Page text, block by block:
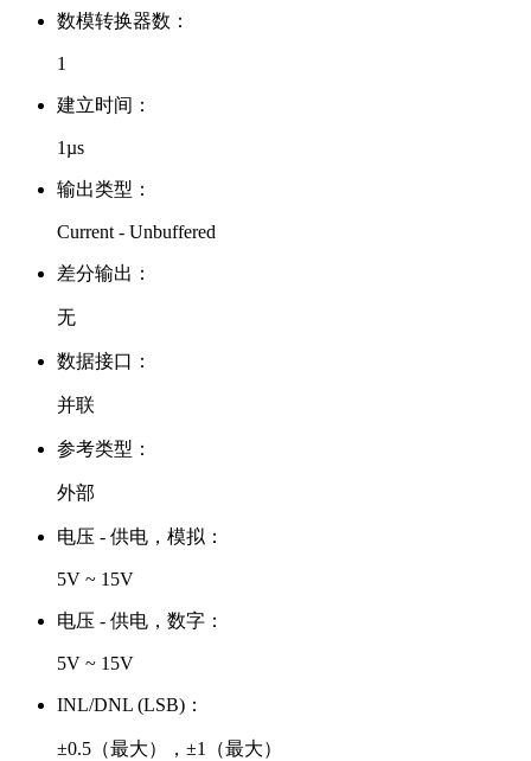
数模转换器数：
1
建立时间：
1µs
输出类型：
Current - Unbuffered
差分输出：
无
数据接口：
并联
参考类型：
外部
电压 - 供电，模拟：
5V ~ 15V
电压 - 供电，数字：
5V ~ 15V
INL/DNL (LSB)：
±0.5（最大），±1（最大）